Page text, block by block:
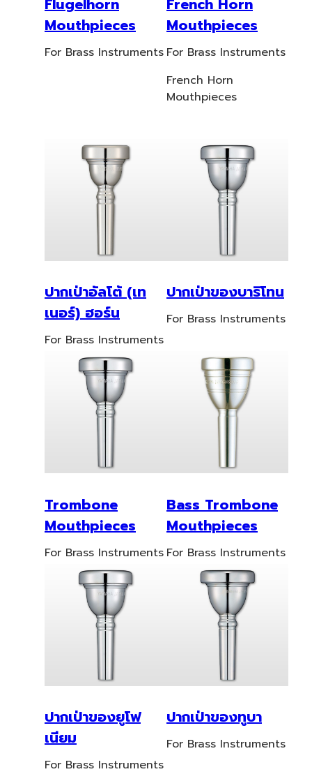
Flugelhorn
Mouthpieces
For Brass Instruments
French Horn
Mouthpieces
For Brass Instruments
French Horn
Mouthpieces
ปากเป่าอัลโต้ (เท
เนอร์) ฮอร์น
For Brass Instruments
ปากเป่าของบาริโทน
For Brass Instruments
Trombone
Mouthpieces
For Brass Instruments
Bass Trombone
Mouthpieces
For Brass Instruments
ปากเป่าของยูโฟ
เนียม
For Brass Instruments
ปากเป่าของทูบา
For Brass Instruments